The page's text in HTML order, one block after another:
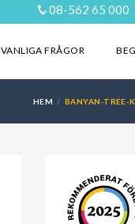
08-562 65 000
VANLIGA FRÅGOR
HEM BANYAN-TREE-